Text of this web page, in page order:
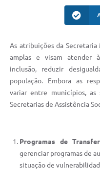
As atribuições da Secretaria
amplas e visam atender
inclusão, reduzir
população. Embora as
variar entre municípios, as
Secretarias de Assistência
Programas de
gerenciar programas de
situação de